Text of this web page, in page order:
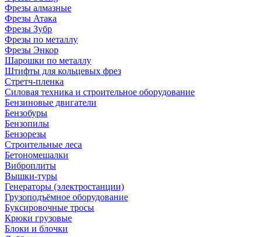
Фрезы алмазные
Фрезы Атака
Фрезы Зубр
Фрезы по металлу
Фрезы Энкор
Шарошки по металлу
Штифты для кольцевых фрез
Стретч-пленка
Силовая техника и строительное оборудование
Бензиновые двигатели
Бензобуры
Бензопилы
Бензорезы
Строительные леса
Бетономешалки
Виброплиты
Вышки-туры
Генераторы (электростанции)
Грузоподъёмное оборудование
Буксировочные тросы
Крюки грузовые
Блоки и блочки